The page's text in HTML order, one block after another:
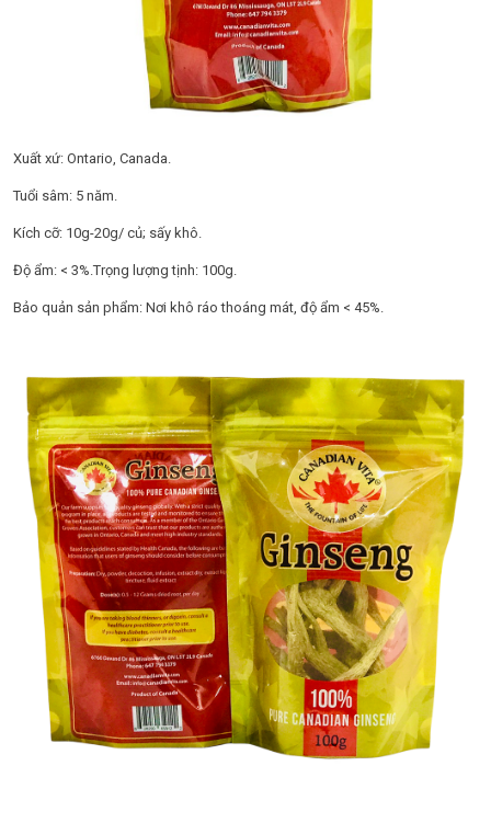
Xuất xứ: Ontario, Canada.
Tuổi sâm: 5 năm.
Kích cỡ: 10g-20g/ củ; sấy khô.
Độ ẩm: < 3%.Trọng lượng tịnh: 100g.
Bảo quản sản phẩm: Nơi khô ráo thoáng mát, độ ẩm < 45%.